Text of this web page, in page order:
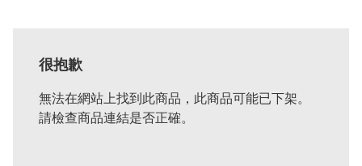
很抱歉
無法在網站上找到此商品，此商品可能已下架。
請檢查商品連結是否正確。